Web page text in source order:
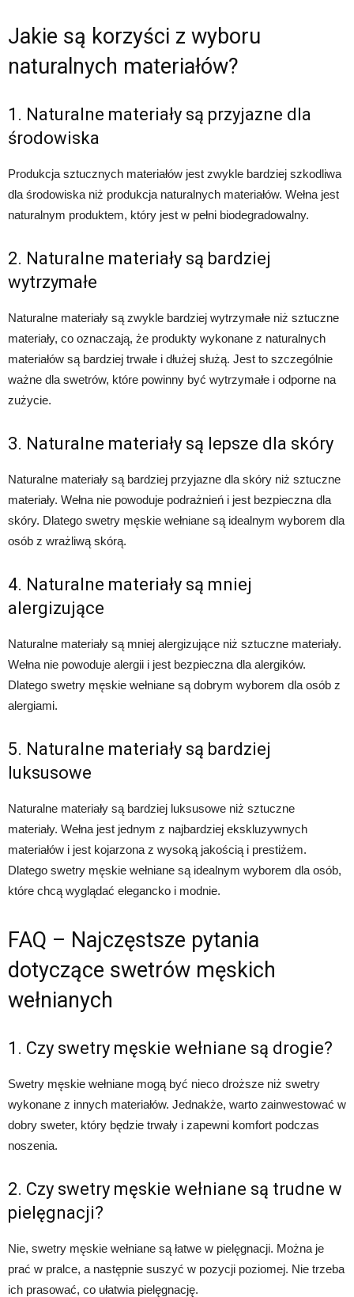
Jakie są korzyści z wyboru
naturalnych materiałów?
1. Naturalne materiały są przyjazne dla
środowiska
Produkcja sztucznych materiałów jest zwykle bardziej szkodliwa
dla środowiska niż produkcja naturalnych materiałów. Wełna jest
naturalnym produktem, który jest w pełni biodegradowalny.
2. Naturalne materiały są bardziej
wytrzymałe
Naturalne materiały są zwykle bardziej wytrzymałe niż sztuczne
materiały, co oznaczają, że produkty wykonane z naturalnych
materiałów są bardziej trwałe i dłużej służą. Jest to szczególnie
ważne dla swetrów, które powinny być wytrzymałe i odporne na
zużycie.
3. Naturalne materiały są lepsze dla skóry
Naturalne materiały są bardziej przyjazne dla skóry niż sztuczne
materiały. Wełna nie powoduje podrażnień i jest bezpieczna dla
skóry. Dlatego swetry męskie wełniane są idealnym wyborem dla
osób z wrażliwą skórą.
4. Naturalne materiały są mniej
alergizujące
Naturalne materiały są mniej alergizujące niż sztuczne materiały.
Wełna nie powoduje alergii i jest bezpieczna dla alergików.
Dlatego swetry męskie wełniane są dobrym wyborem dla osób z
alergiami.
5. Naturalne materiały są bardziej
luksusowe
Naturalne materiały są bardziej luksusowe niż sztuczne
materiały. Wełna jest jednym z najbardziej ekskluzywnych
materiałów i jest kojarzona z wysoką jakością i prestiżem.
Dlatego swetry męskie wełniane są idealnym wyborem dla osób,
które chcą wyglądać elegancko i modnie.
FAQ – Najczęstsze pytania
dotyczące swetrów męskich
wełnianych
1. Czy swetry męskie wełniane są drogie?
Swetry męskie wełniane mogą być nieco droższe niż swetry
wykonane z innych materiałów. Jednakże, warto zainwestować w
dobry sweter, który będzie trwały i zapewni komfort podczas
noszenia.
2. Czy swetry męskie wełniane są trudne w
pielęgnacji?
Nie, swetry męskie wełniane są łatwe w pielęgnacji. Można je
prać w pralce, a następnie suszyć w pozycji poziomej. Nie trzeba
ich prasować, co ułatwia pielęgnację.